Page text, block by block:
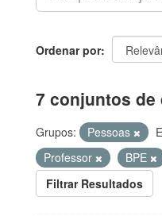
Ordenar por
7 conjuntos de
Grupos: Pessoas
Professor
BPE
Filtrar Resultados